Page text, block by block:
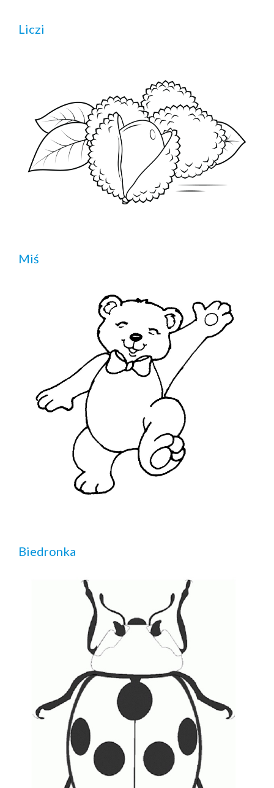
Liczi
Miś
Biedronka